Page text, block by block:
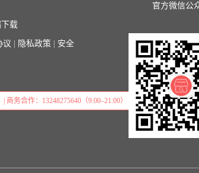
载
议 | 隐私政策 | 安全
务合作：13248275640（9:00–21:00）
官方微信公